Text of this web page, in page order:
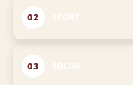
02
03